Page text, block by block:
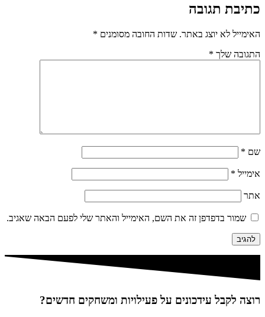
כתיבת תגובה
האימייל לא יוצג באתר. שדות החובה מסומנים *
התגובה שלך *
שם *
אימייל *
אתר
שמור בדפדפן זה את השם, האימייל והאתר שלי לפעם הבאה שאגיב.
רוצה לקבל עידכונים על פעילויות ומשחקים חדשים?